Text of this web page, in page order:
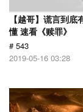
【越哥】谎言到
懂 速看《赎罪》
# 543
2019-05-16 03:28